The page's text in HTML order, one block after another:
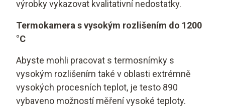
výrobky vykazovat kvalitativní nedostatky.
Termokamera s vysokým rozlišením do 1200
°C
Abyste mohli pracovat s termosnímky s
vysokým rozlišením také v oblasti extrémně
vysokých procesních teplot, je testo 890
vybaveno možností měření vysoké teploty.